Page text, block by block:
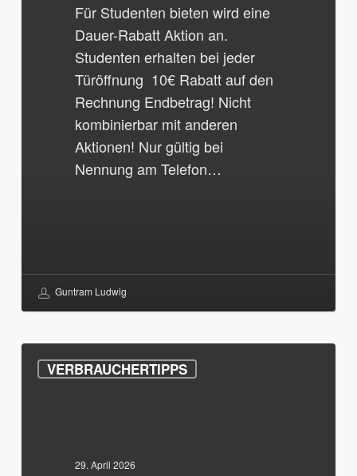
Für Studenten bieten wird eine
Dauer-Rabatt Aktion an.
Studenten erhalten bei jeder
Türöffnung 10€ Rabatt auf den
Rechnung Endbetrag! Nicht
kombinierbar mit anderen
Aktionen! Nur gültig bei
Nennung am Telefon…
Guntram Ludwig
VERBRAUCHERTIPPS
gegen
29. April 2026